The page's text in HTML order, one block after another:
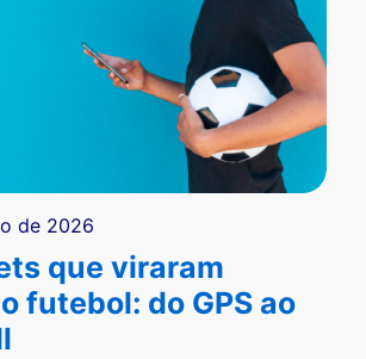
de 2026
que viraram
futebol: do GPS ao